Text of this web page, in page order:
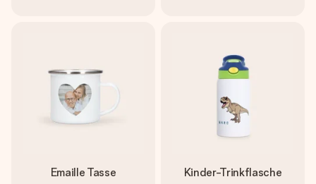
Emaille Tasse Kinder-Trinkflasche